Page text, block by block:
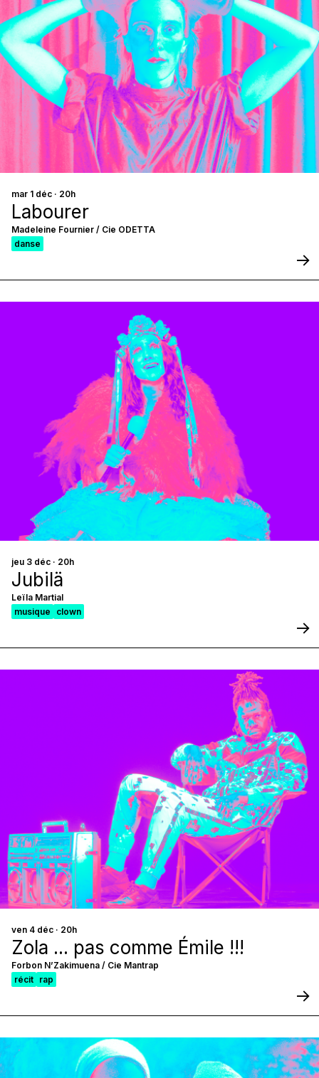
Labourer
mar 1 déc · 20h
Madeleine Fournier / Cie ODETTA
danse
Jubilä
jeu 3 déc · 20h
Leïla Martial
musique
clown
Zola ... pas comme Émile !!!
ven 4 déc · 20h
Forbon N’Zakimuena / Cie Mantrap
récit rap